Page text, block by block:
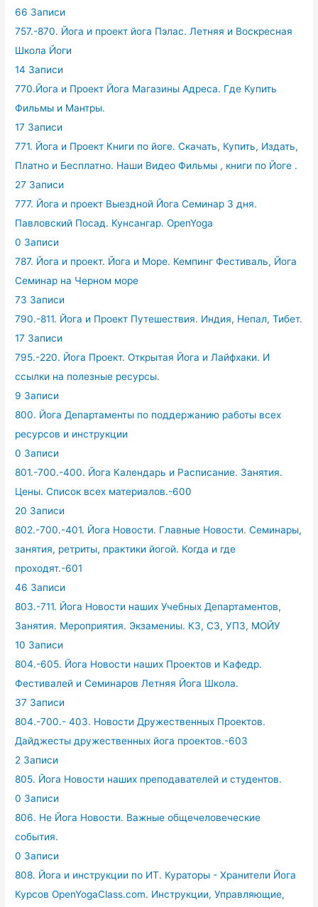
66 Записи
757.-870. Йога и проект йога Пэлас. Летняя и Воскресная
Школа Йоги
14 Записи
770.Йога и Проект Йога Магазины Адреса. Где Купить
Фильмы и Мантры.
17 Записи
771. Йога и Проект Книги по йоге. Скачать, Купить, Издать,
Платно и Бесплатно. Наши Видео Фильмы , книги по Йоге .
27 Записи
777. Йога и проект Выездной Йога Семинар 3 дня.
Павловский Посад. Кунсангар. OpenYoga
0 Записи
787. Йога и проект. Йога и Море. Кемпинг Фестиваль, Йога
Семинар на Черном море
73 Записи
790.-811. Йога и Проект Путешествия. Индия, Непал, Тибет.
17 Записи
795.-220. Йога Проект. Открытая Йога и Лайфхаки. И
ссылки на полезные ресурсы.
9 Записи
800. Йога Департаменты по поддержанию работы всех
ресурсов и инструкции
0 Записи
801.-700.-400. Йога Календарь и Расписание. Занятия.
Цены. Список всех материалов.-600
20 Записи
802.-700.-401. Йога Новости. Главные Новости. Семинары,
занятия, ретриты, практики йогой. Когда и где
проходят.-601
46 Записи
803.-711. Йога Новости наших Учебных Департаментов,
Занятия. Мероприятия. Экзамениы. КЗ, СЗ, УПЗ, МОЙУ
10 Записи
804.-605. Йога Новости наших Проектов и Кафедр.
Фестивалей и Семинаров Летняя Йога Школа.
37 Записи
804.-700.- 403. Новости Дружественных Проектов.
Дайджесты дружественных йога проектов.-603
2 Записи
805. Йога Новости наших преподавателей и студентов.
0 Записи
806. Не Йога Новости. Важные общечеловеческие
события.
0 Записи
808. Йога и инструкции по ИТ. Кураторы - Хранители Йога
Курсов OpenYogaClass.com. Инструкции, Управляющие,